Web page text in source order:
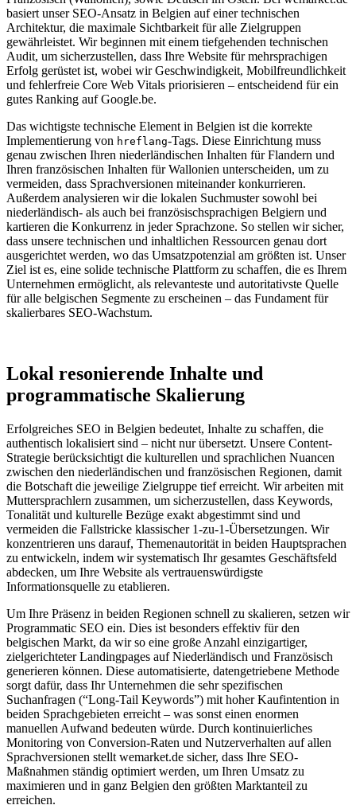
basiert unser SEO-Ansatz in Belgien auf einer technischen
Architektur, die maximale Sichtbarkeit für alle Zielgruppen
gewährleistet. Wir beginnen mit einem tiefgehenden technischen
Audit, um sicherzustellen, dass Ihre Website für mehrsprachigen
Erfolg gerüstet ist, wobei wir Geschwindigkeit, Mobilfreundlichkeit
und fehlerfreie Core Web Vitals priorisieren – entscheidend für ein
gutes Ranking auf Google.be.
Das wichtigste technische Element in Belgien ist die korrekte
Implementierung von hreflang-Tags. Diese Einrichtung muss
genau zwischen Ihren niederländischen Inhalten für Flandern und
Ihren französischen Inhalten für Wallonien unterscheiden, um zu
vermeiden, dass Sprachversionen miteinander konkurrieren.
Außerdem analysieren wir die lokalen Suchmuster sowohl bei
niederländisch- als auch bei französischsprachigen Belgiern und
kartieren die Konkurrenz in jeder Sprachzone. So stellen wir sicher,
dass unsere technischen und inhaltlichen Ressourcen genau dort
ausgerichtet werden, wo das Umsatzpotenzial am größten ist. Unser
Ziel ist es, eine solide technische Plattform zu schaffen, die es Ihrem
Unternehmen ermöglicht, als relevanteste und autoritativste Quelle
für alle belgischen Segmente zu erscheinen – das Fundament für
skalierbares SEO-Wachstum.
Lokal resonierende Inhalte und
programmatische Skalierung
Erfolgreiches SEO in Belgien bedeutet, Inhalte zu schaffen, die
authentisch lokalisiert sind – nicht nur übersetzt. Unsere Content-
Strategie berücksichtigt die kulturellen und sprachlichen Nuancen
zwischen den niederländischen und französischen Regionen, damit
die Botschaft die jeweilige Zielgruppe tief erreicht. Wir arbeiten mit
Muttersprachlern zusammen, um sicherzustellen, dass Keywords,
Tonalität und kulturelle Bezüge exakt abgestimmt sind und
vermeiden die Fallstricke klassischer 1-zu-1-Übersetzungen. Wir
konzentrieren uns darauf, Themenautorität in beiden Hauptsprachen
zu entwickeln, indem wir systematisch Ihr gesamtes Geschäftsfeld
abdecken, um Ihre Website als vertrauenswürdigste
Informationsquelle zu etablieren.
Um Ihre Präsenz in beiden Regionen schnell zu skalieren, setzen wir
Programmatic SEO ein. Dies ist besonders effektiv für den
belgischen Markt, da wir so eine große Anzahl einzigartiger,
zielgerichteter Landingpages auf Niederländisch und Französisch
generieren können. Diese automatisierte, datengetriebene Methode
sorgt dafür, dass Ihr Unternehmen die sehr spezifischen
Suchanfragen (“Long-Tail Keywords”) mit hoher Kaufintention in
beiden Sprachgebieten erreicht – was sonst einen enormen
manuellen Aufwand bedeuten würde. Durch kontinuierliches
Monitoring von Conversion-Raten und Nutzerverhalten auf allen
Sprachversionen stellt wemarket.de sicher, dass Ihre SEO-
Maßnahmen ständig optimiert werden, um Ihren Umsatz zu
maximieren und in ganz Belgien den größten Marktanteil zu
erreichen.